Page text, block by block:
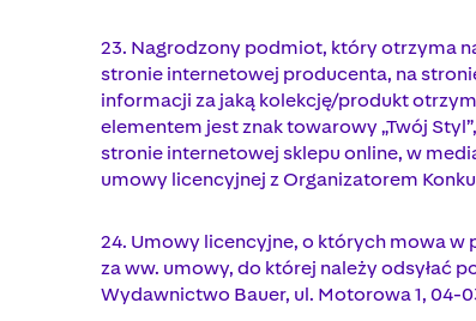
23. Nagrodzony podmiot, który otrzyma
stronie internetowej producenta, na
informacji za jaką kolekcję/produkt
elementem jest znak towarowy „Twój
stronie internetowej sklepu online, w
umowy licencyjnej z Organizatorem
24. Umowy licencyjne, o których mowa w
za ww. umowy, do której należy odsyłać
Wydawnictwo Bauer, ul. Motorowa 1, 04-